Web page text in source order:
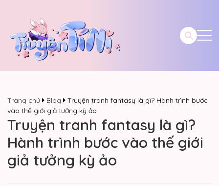
Trang chủ Blog
Truyện tranh fantasy là gì? Hành trình bước
vào thế giới giả tưởng kỳ ảo
Truyện tranh fantasy là gì?
Hành trình bước vào thế giới
giả tưởng kỳ ảo